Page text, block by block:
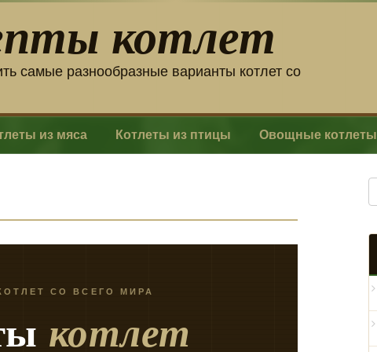
котлет
самые разнообразные варианты котлет со
из мяса Котлеты из птицы Овощные котлеты
СО ВСЕГО МИРА
котлет